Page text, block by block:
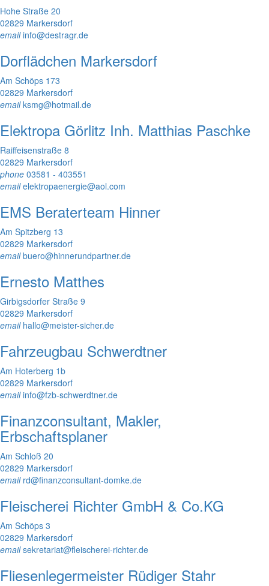
Hohe Straße 20
02829 Markersdorf
emailinfo@destragr.de
Dorflädchen Markersdorf
Am Schöps 173
02829 Markersdorf
emailksmg@hotmail.de
Elektropa Görlitz Inh. Matthias Paschke
Raiffeisenstraße 8
02829 Markersdorf
phone 03581 - 403551
emailelektropaenergie@aol.com
EMS Beraterteam Hinner
Am Spitzberg 13
02829 Markersdorf
emailbuero@hinnerundpartner.de
Ernesto Matthes
Girbigsdorfer Straße 9
02829 Markersdorf
emailhallo@meister-sicher.de
Fahrzeugbau Schwerdtner
Am Hoterberg 1b
02829 Markersdorf
emailinfo@fzb-schwerdtner.de
Finanzconsultant, Makler,
Erbschaftsplaner
Am Schloß 20
02829 Markersdorf
emailrd@finanzconsultant-domke.de
Fleischerei Richter GmbH & Co.KG
Am Schöps 3
02829 Markersdorf
emailsekretariat@fleischerei-richter.de
Fliesenlegermeister Rüdiger Stahr